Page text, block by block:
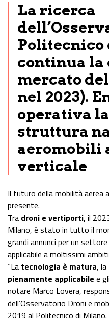
La ricerca
continua la
mercato
nel 2023).
operativa
struttura
aeromobili
verticale
Il futuro della mobilità aerea
presente.
Tra droni e vertiporti,il
Milano, è stato in tutto il
grandi annunci per un
applicabile a moltissimi
“La tecnologia è matura, la
pienamente applicabile e
notare Marco Lovera,
dell’Osservatorio Droni e
2019 al Politecnico di Milano.